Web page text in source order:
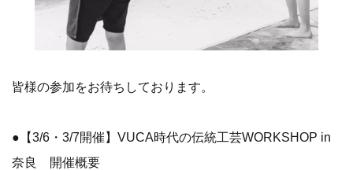
皆様の参加をお待ちしております。
●【3/6・3/7開催】VUCA時代の伝統工芸WORKSHOP in
奈良 開催概要